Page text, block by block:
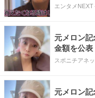
時はいっ
エンタメNEXT
元メロン
金額を公
在の唯一の
スポニチアネ
元メロン